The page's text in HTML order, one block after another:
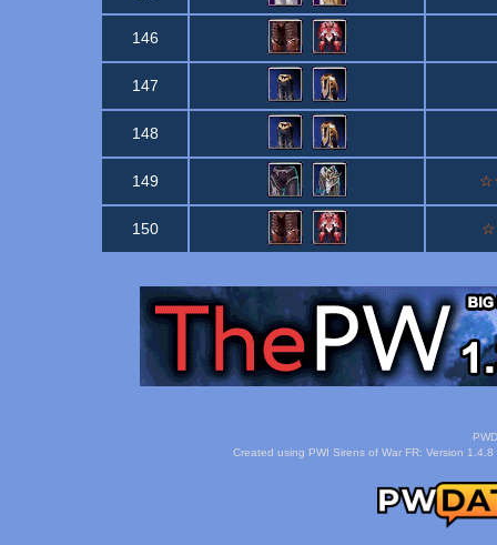
146
147
148
149
150
Created using PWI Sirens of War FR: Version